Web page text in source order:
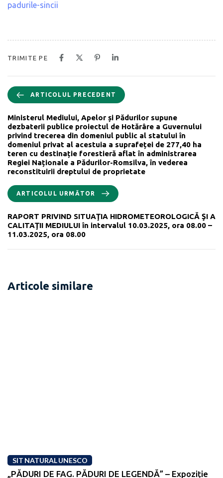
padurile-sincii
TRIMITE PE
ARTICOLUL PRECEDENT
Ministerul Mediului, Apelor și Pădurilor supune
dezbaterii publice proiectul de Hotărâre a Guvernului
privind trecerea din domeniul public al statului în
domeniul privat al acestuia a suprafeței de 277,40 ha
teren cu destinație forestieră aflat în administrarea
Regiei Naționale a Pădurilor-Romsilva, în vederea
reconstituirii dreptului de proprietate
ARTICOLUL URMĂTOR
RAPORT PRIVIND SITUAŢIA HIDROMETEOROLOGICĂ ŞI A
CALITAŢII MEDIULUI în intervalul 10.03.2025, ora 08.00 –
11.03.2025, ora 08.00
Articole similare
SIT NATURAL UNESCO
„PĂDURI DE FAG. PĂDURI DE LEGENDĂ” – Expoziție